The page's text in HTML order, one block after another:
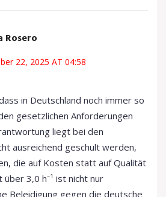
Rosero
22, 2025 AT 04:58
in Deutschland noch immer so
gesetzlichen Anforderungen
liegt bei den
ausreichend geschult werden,
die auf Kosten statt auf Qualität
3,0 h⁻¹ ist nicht nur
Beleidigung gegen die deutsche